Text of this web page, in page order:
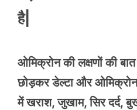
है|
ओमिक्रोन की लक्षणों की
छोड़कर डेल्टा और
में खराश, जुखाम, सिर दर्द,